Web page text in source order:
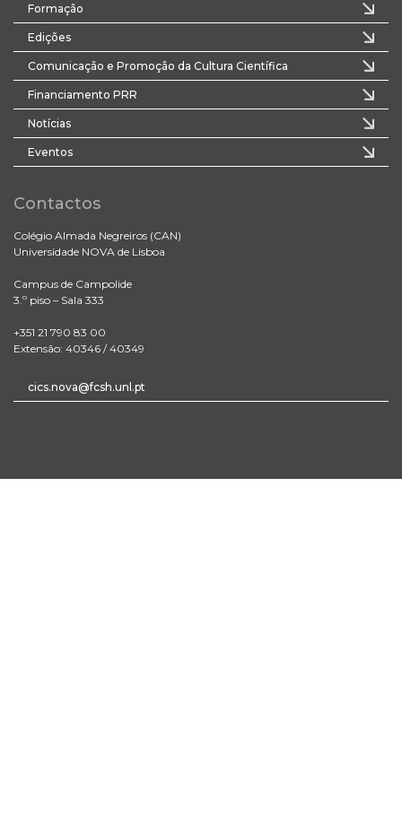
Formação
Edições
Comunicação e Promoção da Cultura Científica
Financiamento PRR
Notícias
Eventos
Contactos
Colégio Almada Negreiros (CAN)
Universidade NOVA de Lisboa
Campus de Campolide
3.º piso – Sala 333
+351 21 790 83 00
Extensão: 40346 / 40349
cics.nova@fcsh.unl.pt